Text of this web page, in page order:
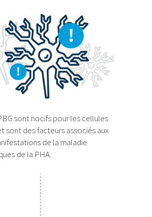
sont nocifs pour les cellules
sont des facteurs associés aux
de la maladie
de la PHA.